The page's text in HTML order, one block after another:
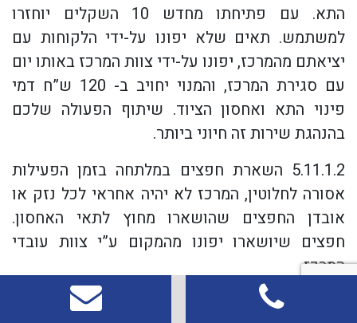
התא. עם פתיחתו מחדש 10 השקלים יוחזרו
למשתמש. תאים שלא יפונו על-ידי הלקוחות עם
יציאתם מהמרכז, יפונו על-ידי צוות המרכז באותו יום
עם סגירת המרכז, והמנוי יחויב ב- 120 ש”ח דמי
פינוי התא ואחסון הציוד. שיתוף הפעולה שלכם
בהנהגת שירות זה חיוני ביותר.
5.11.1.2 השארת חפצים במלתחה בזמן הפעילות
אסורה לחלוטין, המרכז לא יהיה אחראי לכל נזק או
אובדן החפצים שהושארו מחוץ לתאי האחסון.
חפצים שיושארו יפונו מהמקום ע”י צוות עובדי
המרכז.
5.11.1.3 ארונות תלייה – לרשות המנויים עומדים